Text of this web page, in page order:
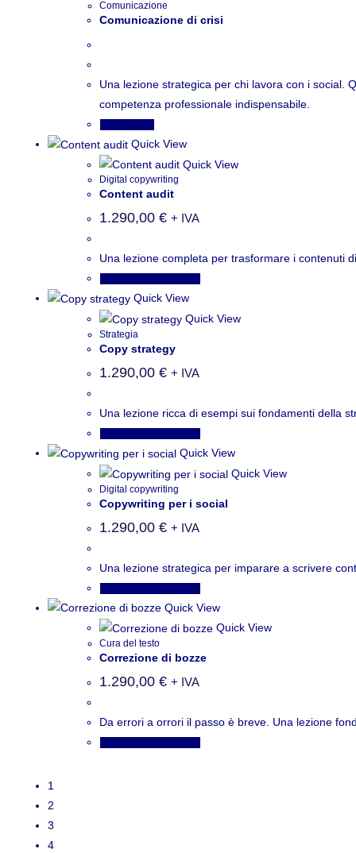
Comunicazione
Comunicazione di crisi
Una lezione strategica per chi lavora con i social.
competenza professionale indispensabile.
Quick View
Quick View
Digital copywriting
Content audit
1.290,00 € + IVA
Una lezione completa per trasformare i contenuti
Quick View
Quick View
Strategia
Copy strategy
1.290,00 € + IVA
Una lezione ricca di esempi sui fondamenti della
Quick View
Quick View
Digital copywriting
Copywriting per i social
1.290,00 € + IVA
Una lezione strategica per imparare a scrivere
Quick View
Quick View
Cura del testo
Correzione di bozze
1.290,00 € + IVA
Da errori a orrori il passo è breve. Una lezione
1
2
3
4